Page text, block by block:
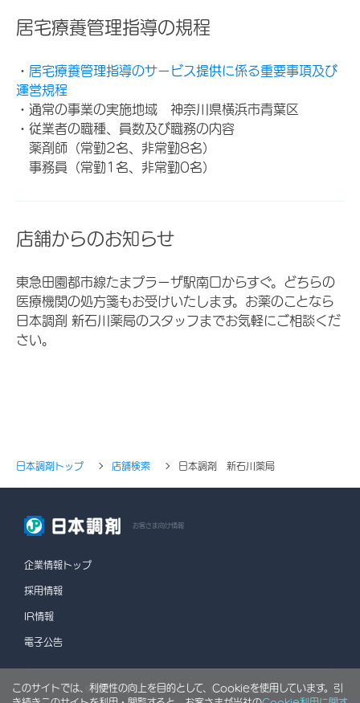
居宅療養管理指導の規程
・ 居宅療養管理指導のサービス提供に係る重要事項及び
運営規程
・通常の事業の実施地域 神奈川県横浜市青葉区
・従業者の職種、員数及び職務の内容
薬剤師（常勤2名、非常勤8名）
事務員（常勤1名、非常勤0名）
店舗からのお知らせ
東急田園都市線たまプラーザ駅南口からすぐ。どちらの
医療機関の処方箋もお受けいたします。お薬のことなら
日本調剤 新石川薬局のスタッフまでお気軽にご相談くだ
さい。
日本調剤トップ 店舗検索 日本調剤 新石川薬局
お客さま向け情報
企業情報トップ
採用情報
IR情報
電子公告
情報セキュリティポリシー 個人情報保護方針
このサイトでは、利便性の向上を目的として、Cookieを使用しています。引